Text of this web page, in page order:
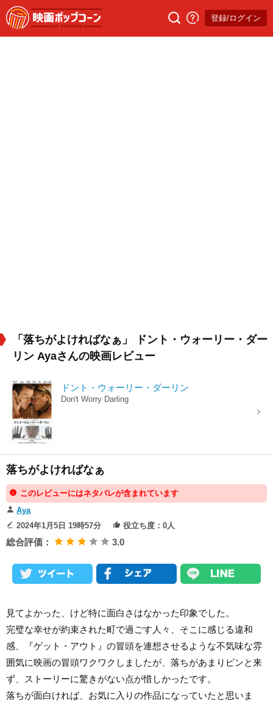
登録/ログイン
「落ちがよければなぁ」 ドント・ウォーリー・ダー
リン Ayaさんの映画レビュー
ドント・ウォーリー・ダーリン
Don't Worry Darling
落ちがよければなぁ
このレビューにはネタバレが含まれています
Aya
2024年1月5日 19時57分
役立ち度：0人
総合評価： 3.0
見てよかった、けど特に面白さはなかった印象でした。
完璧な幸せが約束された町で過ごす人々、そこに感じる違和
感、『ゲット・アウト』の冒頭を連想させるような不気味な雰
囲気に映画の冒頭ワクワクしましたが、落ちがあまりピンと来
ず、ストーリーに驚きがない点が惜しかったです。
落ちが面白ければ、お気に入りの作品になっていたと思いま